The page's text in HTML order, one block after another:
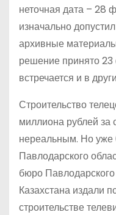
неточная дата – 28
изначально
архивные
решение принято
встречается и в
Строительство
миллиона рублей за
нереальным. Но уже
Павлодарского
бюро
Казахстана издали
строительстве